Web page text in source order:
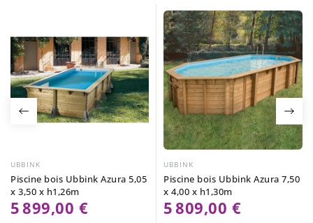
UBBINK
Piscine bois Ubbink Azura 5,05
x 3,50 x h1,26m
5 899,00 €
UBBINK
Piscine bois Ubbink Azura 7,50
x 4,00 x h1,30m
5 809,00 €